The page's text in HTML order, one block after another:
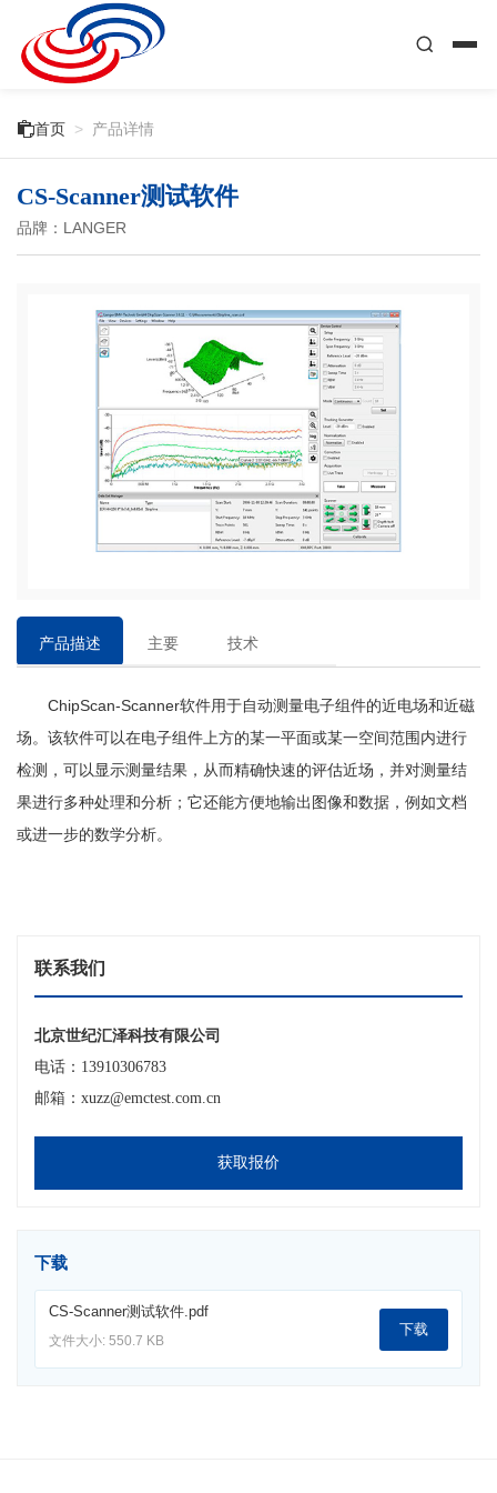
首页 > 产品详情
CS-Scanner测试软件
品牌：LANGER
产品描述
主要
技术
ChipScan-Scanner软件用于自动测量电子组件的近电场和近磁
场。该软件可以在电子组件上方的某一平面或某一空间范围内进行
检测，可以显示测量结果，从而精确快速的评估近场，并对测量结
果进行多种处理和分析；它还能方便地输出图像和数据，例如文档
或进一步的数学分析。
联系我们
北京世纪汇泽科技有限公司
电话：13910306783
邮箱：xuzz@emctest.com.cn
获取报价
下载
CS-Scanner测试软件.pdf
文件大小: 550.7 KB
下载